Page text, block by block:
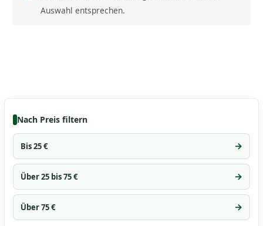
Nach Preis filtern
Bis 25 €
Über 25 bis 75 €
Über 75 €
Auswahl entsprechen.